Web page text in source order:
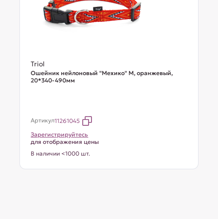
Triol
Ошейник нейлоновый "Мехико" M, оранжевый,
20*340-490мм
Артикул11261045
Зарегистрируйтесь
для отображения цены
В наличии <1000 шт.